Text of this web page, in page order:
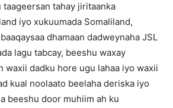
tahay jiritaanka
iyo xukuumada Somaliland,
dhamaan dadweynaha JSL
lagu tabcay, beeshu waxay
waxii dadku hore ugu lahaa iyo waxii
kual noolaato beelaha deriska iyo
beeshu door muhiim ah ku